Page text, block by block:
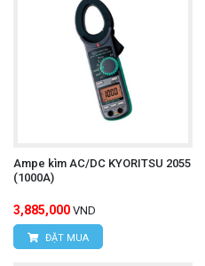
Ampe kìm AC/DC KYORITSU 2055
(1000A)
3,885,000 VND
ĐẶT MUA